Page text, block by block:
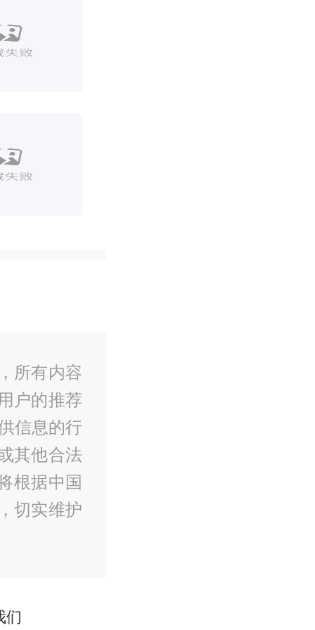
所有内容
户的推荐
信息的行
其他合法
根据中国
切实维护
们